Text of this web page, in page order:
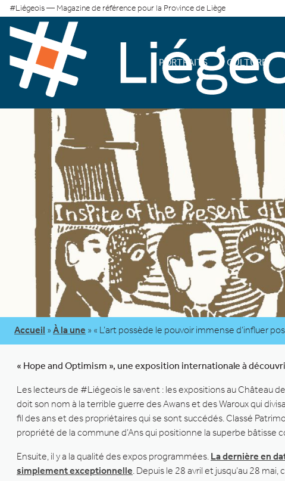
#Liégeois — Magazine de référence pour la Province de Liège
PORTRAITS CULTURE
Accueil » À la une » « L’art possède le pouvoir immense d’influer
« Hope and Optimism », une exposition internationale à
Les lecteurs de #Liégeois le savent : les expositions au Château
doit son nom à la terrible guerre des Awans et des Waroux qui
fil des ans et des propriétaires qui se sont succédés. Classé
propriété de la commune d’Ans qui positionne la superbe bâtisse
Ensuite, il y a la qualité des expos programmées. La dernière en
simplement exceptionnelle. Depuis le 28 avril et jusqu’au 28